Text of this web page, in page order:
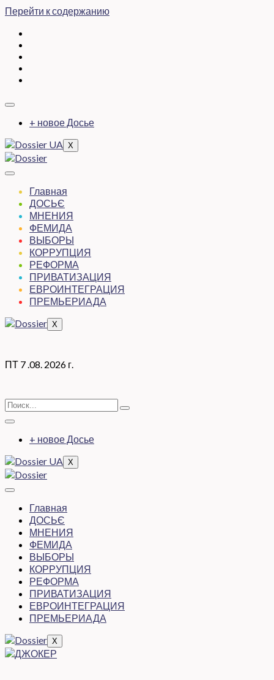
Перейти к содержанию
+ новое Досье
X
Главная
ДОСЬЄ
МНЕНИЯ
ФЕМИДА
ВЫБОРЫ
КОРРУПЦИЯ
РЕФОРМА
ПРИВАТИЗАЦИЯ
ЕВРОИНТЕГРАЦИЯ
ПРЕМЬЕРИАДА
X
ПТ 7 .08. 2026 г.
+ новое Досье
X
Главная
ДОСЬЄ
МНЕНИЯ
ФЕМИДА
ВЫБОРЫ
КОРРУПЦИЯ
РЕФОРМА
ПРИВАТИЗАЦИЯ
ЕВРОИНТЕГРАЦИЯ
ПРЕМЬЕРИАДА
X